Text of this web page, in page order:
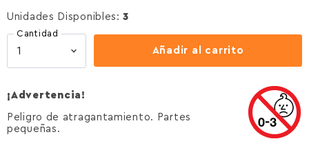
Unidades Disponibles:3
Cantidad
Añadir al carrito
¡Advertencia!
Peligro de atragantamiento. Partes
pequeñas.